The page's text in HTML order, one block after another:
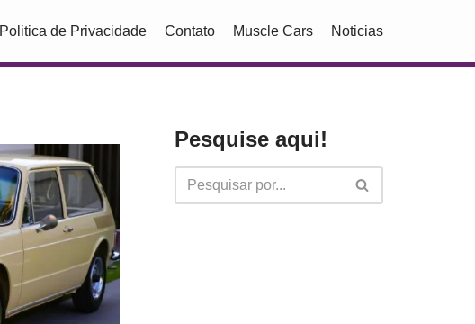
Politica de Privacidade Contato Muscle Cars Noticias
Pesquise aqui!